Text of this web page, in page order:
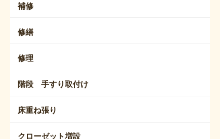
補修
修繕
修理
階段 手すり取付け
床重ね張り
クローゼット増設